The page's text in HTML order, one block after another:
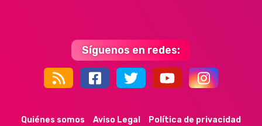
Síguenos en redes:
Quiénes somos Aviso Legal
Política de privacidad